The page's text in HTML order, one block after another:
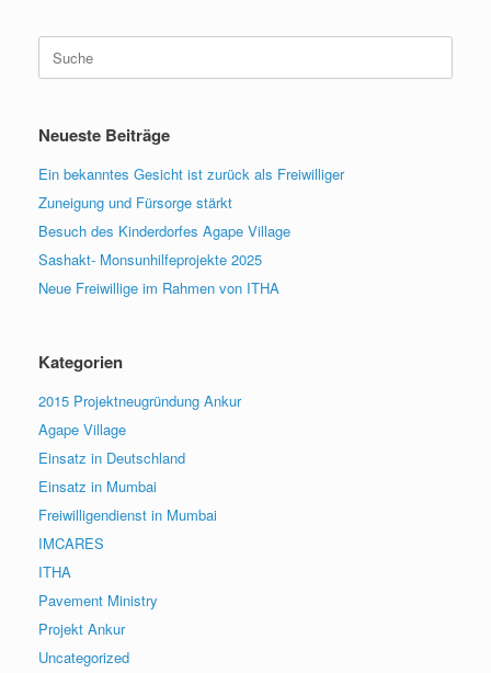
Suche
nach:
Neueste Beiträge
Ein bekanntes Gesicht ist zurück als Freiwilliger
Zuneigung und Fürsorge stärkt
Besuch des Kinderdorfes Agape Village
Sashakt- Monsunhilfeprojekte 2025
Neue Freiwillige im Rahmen von ITHA
Kategorien
2015 Projektneugründung Ankur
Agape Village
Einsatz in Deutschland
Einsatz in Mumbai
Freiwilligendienst in Mumbai
IMCARES
ITHA
Pavement Ministry
Projekt Ankur
Uncategorized